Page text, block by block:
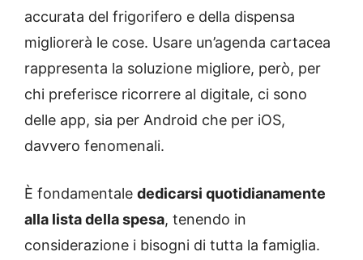
accurata del frigorifero e della dispensa
migliorerà le cose. Usare un’agenda cartacea
rappresenta la soluzione migliore, però, per
chi preferisce ricorrere al digitale, ci sono
delle app, sia per Android che per iOS,
davvero fenomenali.
È fondamentale dedicarsi quotidianamente
alla lista della spesa, tenendo in
considerazione i bisogni di tutta la famiglia.